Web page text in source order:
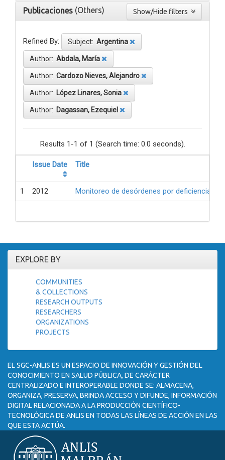
Publicaciones (Others)
Refined By: Subject: Argentina
Author: Abdala, María
Author: Cardozo Nieves, Alejandro
Author: López Linares, Sonia
Author: Dagassan, Ezequiel
Results 1-1 of 1 (Search time: 0.0 seconds).
Issue Date Title
1 2012 Monitoreo de desórdenes por deficiencia
EXPLORE BY
COMMUNITIES
& COLLECTIONS
RESEARCH OUTPUTS
RESEARCHERS
ORGANIZATIONS
PROJECTS
EL SGC-ANLIS ES UN ESPACIO DE INNOVACIÓN Y GESTIÓN DEL
CONOCIMIENTO EN SALUD PÚBLICA, DE CARÁCTER
CENTRALIZADO E INTEROPERABLE DONDE SE: ALMACENA,
ORGANIZA, PRESERVA, BRINDA ACCESO Y DIFUNDE, INFORMACIÓN
DIGITAL RELACIONADA A LA PRODUCCIÓN CIENTÍFICO-
TECNOLÓGICA DE ANLIS EN TODAS LAS LÍNEAS DE ACCIÓN EN LAS
QUE ESTA ACTÚA.